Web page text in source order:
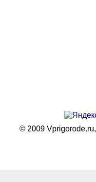
© 2009 Vprigorode.ru,